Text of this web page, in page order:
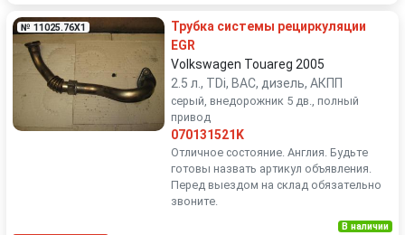
№ 11025.76X1
Трубка системы рециркуляции
EGR
Volkswagen Touareg 2005
2.5 л., TDi, BAC, дизель, АКПП
серый, внедорожник 5 дв., полный
привод
070131521K
Отличное состояние. Англия. Будьте
готовы назвать артикул объявления.
Перед выездом на склад обязательно
звоните.
В наличии